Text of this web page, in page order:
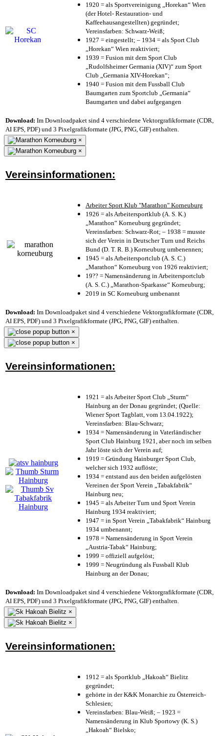
1920 = als Sportvereinigung „Horekan“ Wien
(der Hotel- Restauration- und
Kaffeehausangestellten) gegründet;
Vereinsfarben: Schwarz-Weiß;
1927 = eingestellt; – 1934 = als Sport Club
„Horekan“ Wien reaktiviert;
1939 = Fusion mit dem Sport Club
„Rudolfsheimer Germania (XIV)“ zum Sport
Club „Germania XIV-Horekan“;
1940 = Fusion mit dem Fussball Club
Baumgarten zum Sportclub „Germania“
Baumgarten und dabei aufgegangen
Download: Im Downloadpaket sind 4 verschiedene Vektorgrafikformate (CDR,
AI EPS, PDF) und 3 Pixelgrafikformate (JPG, PNG, GIF) enthalten.
×
×
Vereinsinformationen:
Arbeiter Sport Klub "Marathon" Korneuburg
1926 = als Arbeitersportklub (A. S. K.)
„Marathon“ Korneuburg gegründet;
Vereinsfarben: Schwarz-Rot; – 1938 = musste
sich der Verein in Deutscher Turn und Reichs
Bund (D. T. R. B.) Korneuburg umbenennen;
1945 = als Arbeitersportclub (A. S. C.)
„Marathon“ Korneuburg von 1926 reaktiviert;
19?? = Namensänderung in Arbeitersportclub
(A. S. C.) „Marathon-Sparkasse“ Korneuburg;
2019 in SC Korneuburg umbenannt
Download: Im Downloadpaket sind 4 verschiedene Vektorgrafikformate (CDR,
AI EPS, PDF) und 3 Pixelgrafikformate (JPG, PNG, GIF) enthalten.
×
×
Vereinsinformationen:
1921 = als Arbeiter Sport Club „Sturm“
Hainburg an der Donau gegründet; (Quelle:
Wiener Sport Tagblatt, vom 13.04.1922);
Vereinsfarben: Blau-Schwarz;
1934 = Namensänderung in Vaterländischer
Sport Club Hainburg 1921, aber noch im selben
Jahr löste sich der Verein auf;
1919 = Gründung Hainburger Sport Club,
welcher sich 1932 auflöste;
1934 = entstand aus den beiden aufgelösten
Vereinen der Sport Verein „Tabakfabrik“
Hainburg neu;
1945 = als Arbeiter Turn und Sport Verein
Hainburg 1934 reaktiviert;
1947 = in Sport Verein „Tabakfabrik“ Hainburg
1934 umbenannt;
1978 = Namensänderung in Sport Verein
„Austria-Tabak“ Hainburg;
1999 = offiziell aufgelöst;
1999 = Neugründung als Fussball Klub
Hainburg an der Donau;
Download: Im Downloadpaket sind 4 verschiedene Vektorgrafikformate (CDR,
AI EPS, PDF) und 3 Pixelgrafikformate (JPG, PNG, GIF) enthalten.
×
×
Vereinsinformationen:
1912 = als Sportklub „Hakoah“ Bielitz
gegründet;
gehörte in der K&K Monarchie zu Österreich-
Schlesien;
Vereinsfarben: Blau-Weiß; – 1923 =
Namensänderung in Klub Sportowy (K. S.)
„Hakoah“ Bielsko;